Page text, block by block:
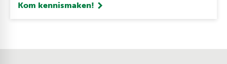
Kom kennismaken!